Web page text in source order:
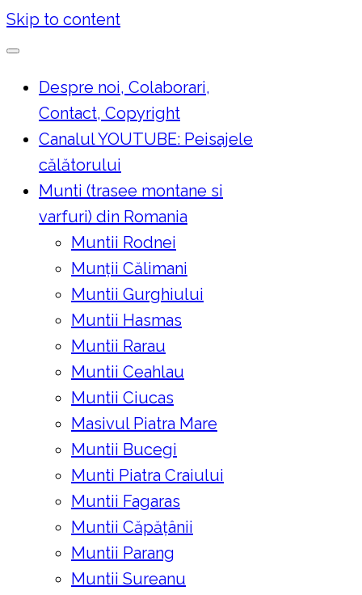
Skip to content
Despre noi, Colaborari,
Contact, Copyright
Canalul YOUTUBE: Peisajele
călătorului
Munti (trasee montane si
varfuri) din Romania
Muntii Rodnei
Munţii Călimani
Muntii Gurghiului
Muntii Hasmas
Muntii Rarau
Muntii Ceahlau
Muntii Ciucas
Masivul Piatra Mare
Muntii Bucegi
Munti Piatra Craiului
Muntii Fagaras
Muntii Căpățânii
Muntii Parang
Muntii Sureanu